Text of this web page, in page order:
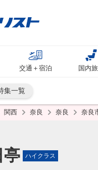
交通＋宿泊 国内
集一覧
関西 奈良 奈良 奈良
亭 ハイクラス